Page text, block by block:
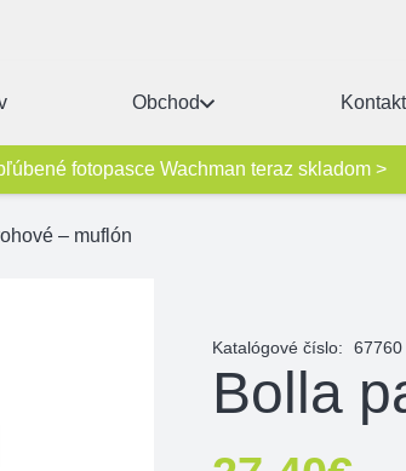
Obchod Kontakt
fotopasce Wachman teraz skladom >
– muflón
Katalógové číslo: 67760
Bolla